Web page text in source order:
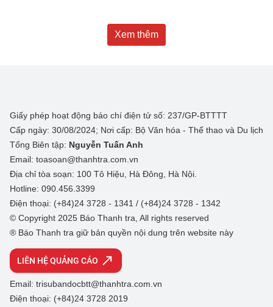
Xem thêm
Giấy phép hoạt động báo chí điện tử số: 237/GP-BTTTT
Cấp ngày: 30/08/2024; Nơi cấp: Bộ Văn hóa - Thể thao và Du lịch
Tổng Biên tập: Nguyễn Tuấn Anh
Email: toasoan@thanhtra.com.vn
Địa chỉ tòa soạn: 100 Tô Hiệu, Hà Đông, Hà Nội.
Hotline: 090.456.3399
Điện thoại: (+84)24 3728 - 1341 / (+84)24 3728 - 1342
© Copyright 2025 Báo Thanh tra, All rights reserved
® Báo Thanh tra giữ bản quyền nội dung trên website này
LIÊN HỆ QUẢNG CÁO
Email: trisubandocbtt@thanhtra.com.vn
Điện thoại: (+84)24 3728 2019